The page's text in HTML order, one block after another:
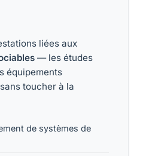
liées aux
— les études
équipements
toucher à la
de systèmes de